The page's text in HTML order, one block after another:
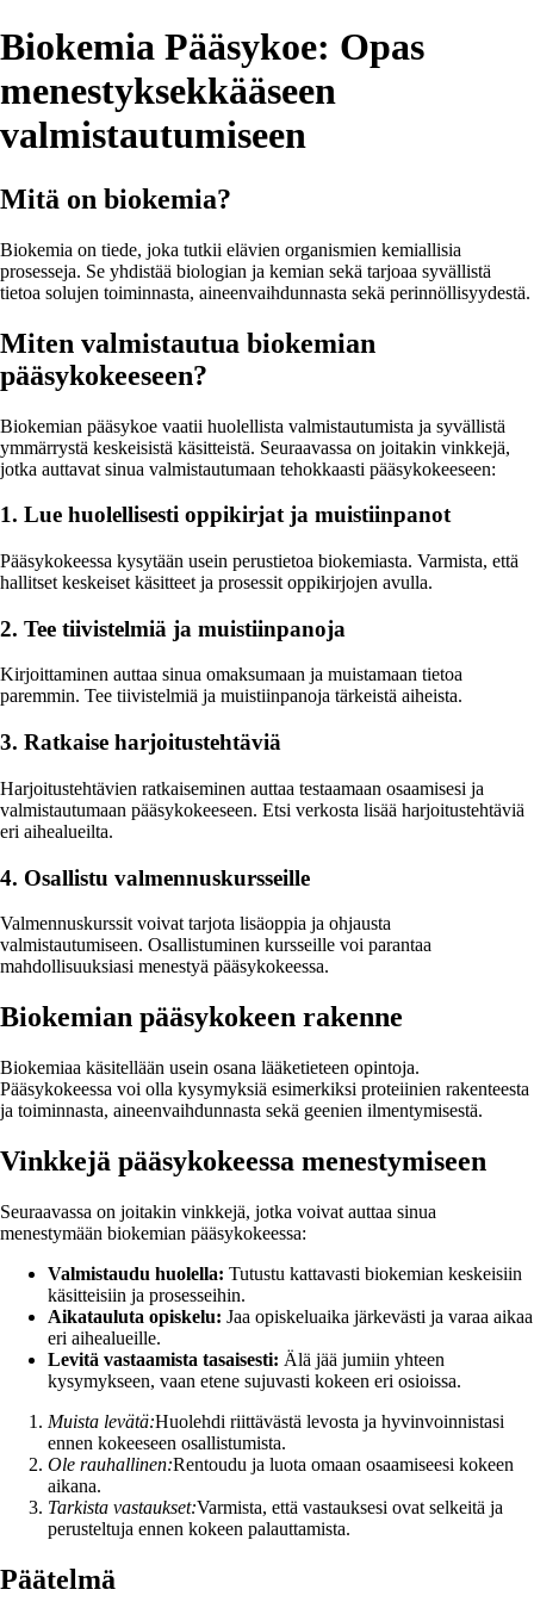
Biokemia Pääsykoe: Opas
menestyksekkääseen
valmistautumiseen
Mitä on biokemia?
Biokemia on tiede, joka tutkii elävien organismien kemiallisia
prosesseja. Se yhdistää biologian ja kemian sekä tarjoaa syvällistä
tietoa solujen toiminnasta, aineenvaihdunnasta sekä perinnöllisyydestä.
Miten valmistautua biokemian
pääsykokeeseen?
Biokemian pääsykoe vaatii huolellista valmistautumista ja syvällistä
ymmärrystä keskeisistä käsitteistä. Seuraavassa on joitakin vinkkejä,
jotka auttavat sinua valmistautumaan tehokkaasti pääsykokeeseen:
1. Lue huolellisesti oppikirjat ja muistiinpanot
Pääsykokeessa kysytään usein perustietoa biokemiasta. Varmista, että
hallitset keskeiset käsitteet ja prosessit oppikirjojen avulla.
2. Tee tiivistelmiä ja muistiinpanoja
Kirjoittaminen auttaa sinua omaksumaan ja muistamaan tietoa
paremmin. Tee tiivistelmiä ja muistiinpanoja tärkeistä aiheista.
3. Ratkaise harjoitustehtäviä
Harjoitustehtävien ratkaiseminen auttaa testaamaan osaamisesi ja
valmistautumaan pääsykokeeseen. Etsi verkosta lisää harjoitustehtäviä
eri aihealueilta.
4. Osallistu valmennuskursseille
Valmennuskurssit voivat tarjota lisäoppia ja ohjausta
valmistautumiseen. Osallistuminen kursseille voi parantaa
mahdollisuuksiasi menestyä pääsykokeessa.
Biokemian pääsykokeen rakenne
Biokemiaa käsitellään usein osana lääketieteen opintoja.
Pääsykokeessa voi olla kysymyksiä esimerkiksi proteiinien rakenteesta
ja toiminnasta, aineenvaihdunnasta sekä geenien ilmentymisestä.
Vinkkejä pääsykokeessa menestymiseen
Seuraavassa on joitakin vinkkejä, jotka voivat auttaa sinua
menestymään biokemian pääsykokeessa:
Valmistaudu huolella: Tutustu kattavasti biokemian keskeisiin
käsitteisiin ja prosesseihin.
Aikatauluta opiskelu: Jaa opiskeluaika järkevästi ja varaa aikaa
eri aihealueille.
Levitä vastaamista tasaisesti: Älä jää jumiin yhteen
kysymykseen, vaan etene sujuvasti kokeen eri osioissa.
Muista levätä:Huolehdi riittävästä levosta ja hyvinvoinnistasi
ennen kokeeseen osallistumista.
Ole rauhallinen:Rentoudu ja luota omaan osaamiseesi kokeen
aikana.
Tarkista vastaukset:Varmista, että vastauksesi ovat selkeitä ja
perusteltuja ennen kokeen palauttamista.
Päätelmä